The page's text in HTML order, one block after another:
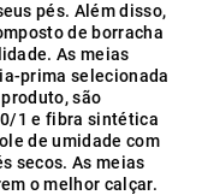
pés. Além disso,
de borracha
As meias
prima selecionada
são
1 e fibra sintética
de umidade com
secos. As meias
o melhor calçar.